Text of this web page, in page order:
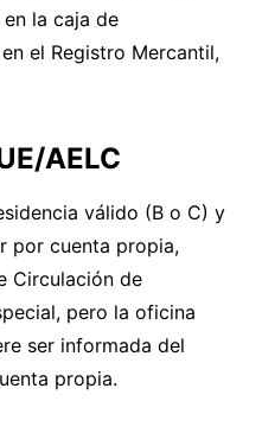
la caja de
el Registro Mercantil,
AELC
válido (B o C) y
por cuenta propia,
Circulación de
pero la oficina
ser informada del
propia.